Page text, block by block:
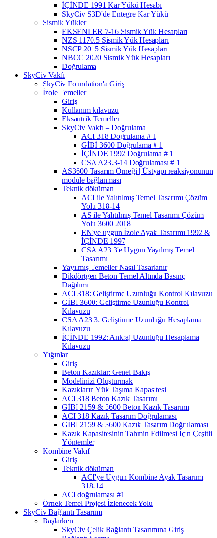
İÇİNDE 1991 Kar Yükü Hesabı
SkyCiv S3D'de Entegre Kar Yükü
Sismik Yükler
EKSENLER 7-16 Sismik Yük Hesapları
NZS 1170.5 Sismik Yük Hesapları
NSCP 2015 Sismik Yük Hesapları
NBCC 2020 Sismik Yük Hesapları
Doğrulama
SkyCiv Vakfı
SkyCiv Foundation'a Giriş
İzole Temeller
Giriş
Kullanım kılavuzu
Eksantrik Temeller
SkyCiv Vakfı – Doğrulama
ACI 318 Doğrulama # 1
GİBİ 3600 Doğrulama # 1
İÇİNDE 1992 Doğrulama # 1
CSA A23.3-14 Doğrulaması # 1
AS3600 Tasarım Örneği | Üstyapı reaksiyonunun
modüle bağlanması
Teknik döküman
ACI ile Yalıtılmış Temel Tasarımı Çözüm
Yolu 318-14
AS ile Yalıtılmış Temel Tasarımı Çözüm
Yolu 3600 2018
EN'ye uygun İzole Ayak Tasarımı 1992 &
İÇİNDE 1997
CSA A23.3'e Uygun Yayılmış Temel
Tasarımı
Yayılmış Temeller Nasıl Tasarlanır
Dikdörtgen Beton Temel Altında Basınç
Dağılımı
ACI 318: Geliştirme Uzunluğu Kontrol Kılavuzu
GİBİ 3600: Geliştirme Uzunluğu Kontrol
Kılavuzu
CSA A23.3: Geliştirme Uzunluğu Hesaplama
Kılavuzu
İÇİNDE 1992: Ankraj Uzunluğu Hesaplama
Kılavuzu
Yığınlar
Giriş
Beton Kazıklar: Genel Bakış
Modelinizi Oluşturmak
Kazıkların Yük Taşıma Kapasitesi
ACI 318 Beton Kazık Tasarımı
GİBİ 2159 & 3600 Beton Kazık Tasarımı
ACI 318 Kazık Tasarım Doğrulaması
GİBİ 2159 & 3600 Kazık Tasarım Doğrulaması
Kazık Kapasitesinin Tahmin Edilmesi İçin Çeşitli
Yöntemler
Kombine Vakıf
Giriş
Teknik döküman
ACI'ye Uygun Kombine Ayak Tasarımı
318-14
ACI doğrulaması #1
Örnek Temel Projesi İzlenecek Yolu
SkyCiv Bağlantı Tasarımı
Başlarken
SkyCiv Çelik Bağlantı Tasarımına Giriş